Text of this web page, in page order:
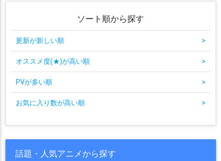
ソート順から探す
更新が新しい順 >
オススメ度(★)が高い順 >
PVが多い順 >
お気に入り数が高い順 >
話題・人気アニメから探す